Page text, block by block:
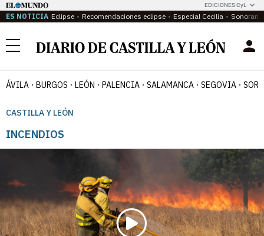
EDICIONES CyL
ES NOTICIA Eclipse Recomendaciones eclipse Especial Cecilia
Menú
ÁVILA BURGOS LEÓN PALENCIA SALAMANCA SEGOVIA
CASTILLA Y LEÓN
INCENDIOS